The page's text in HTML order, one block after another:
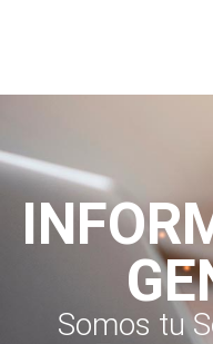
Somos tu